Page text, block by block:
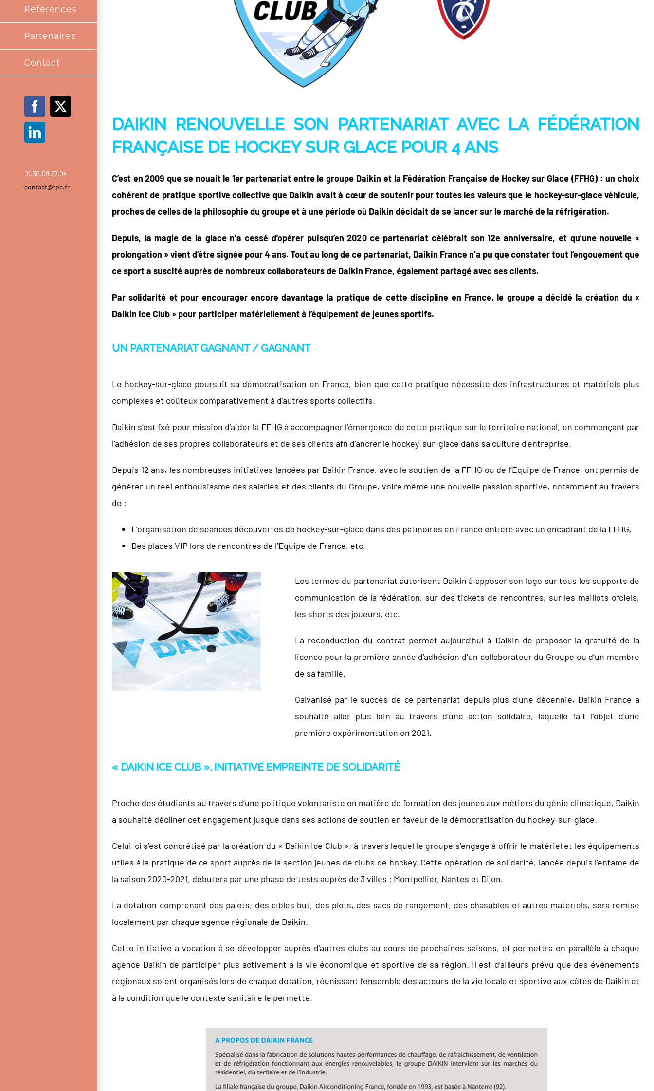
Références
Partenaires
Contact
Facebook
X
LinkedIn
01.30.09.67.04
contact@fpa.fr
DAIKIN RENOUVELLE SON PARTENARIAT AVEC LA FÉDÉRATION
FRANÇAISE DE HOCKEY SUR GLACE POUR 4 ANS
C’est en 2009 que se nouait le 1er partenariat entre le groupe Daikin et la Fédération Française de Hockey sur Glace (FFHG) : un choix
cohérent de pratique sportive collective que Daikin avait à cœur de soutenir pour toutes les valeurs que le hockey-sur-glace véhicule,
proches de celles de la philosophie du groupe et à une période où Daikin décidait de se lancer sur le marché de la réfrigération.
Depuis, la magie de la glace n’a cessé d’opérer puisqu’en 2020 ce partenariat célébrait son 12e anniversaire, et qu’une nouvelle «
prolongation » vient d’être signée pour 4 ans. Tout au long de ce partenariat, Daikin France n’a pu que constater tout l’engouementque
ce sport a suscité auprès de nombreux collaborateurs de Daikin France, également partagé avec ses clients.
Par solidarité et pour encourager encore davantage la pratique de cette discipline en France, le groupe a décidé la création du «
Daikin Ice Club » pour participer matériellement à l’équipement de jeunes sportifs.
UN PARTENARIAT GAGNANT / GAGNANT
Le hockey-sur-glace poursuit sa démocratisation en France, bien que cette pratique nécessite des infrastructures et matériels plus
complexes et coûteux comparativement à d’autres sports collectifs.
Daikin s’est fxé pour mission d’aider la FFHG à accompagner l’émergence de cette pratique sur le territoire national, en commençant par
l’adhésion de ses propres collaborateurs et de ses clients afn d’ancrer le hockey-sur-glace dans sa culture d’entreprise.
Depuis 12 ans, les nombreuses initiatives lancées par Daikin France, avec le soutien de la FFHG ou de l’Equipe de France, ont permis de
générer un réel enthousiasme des salariés et des clients du Groupe, voire même une nouvelle passion sportive, notamment au travers
de :
L’organisation de séances découvertes de hockey-sur-glace dans des patinoires en France entière avec un encadrant de la FFHG,
Des places VIP lors de rencontres de l’Equipe de France, etc.
Les termes du partenariat autorisent Daikin à apposer son logo sur tous les supports de
communication de la fédération, sur des tickets de rencontres, sur les maillots ofciels,
les shorts des joueurs, etc.
La reconduction du contrat permet aujourd’hui à Daikin de proposer la gratuité de la
licence pour la première année d’adhésion d’un collaborateur du Groupe ou d’un membre
de sa famille.
Galvanisé par le succès de ce partenariat depuis plus d’une décennie, Daikin France a
souhaité aller plus loin au travers d’une action solidaire, laquelle fait l’objet d’une
première expérimentation en 2021.
« DAIKIN ICE CLUB », INITIATIVE EMPREINTE DE SOLIDARITÉ
Proche des étudiants au travers d’une politique volontariste en matière de formation des jeunes aux métiers du génie climatique, Daikin
a souhaité décliner cet engagement jusque dans ses actions de soutien en faveur de la démocratisation du hockey-sur-glace.
Celui-ci s’est concrétisé par la création du « Daikin Ice Club », à travers lequel le groupe s’engage à offrir le matériel et les équipements
utiles à la pratique de ce sport auprès de la section jeunes de clubs de hockey. Cette opération de solidarité, lancée depuis l’entame de
la saison 2020-2021, débutera par une phase de tests auprès de 3 villes : Montpellier, Nantes et Dijon.
La dotation comprenant des palets, des cibles but, des plots, des sacs de rangement, des chasubles et autres matériels, sera remise
localement par chaque agence régionale de Daikin.
Cette initiative a vocation à se développer auprès d’autres clubs au cours de prochaines saisons, et permettra en parallèle à chaque
agence Daikin de participer plus activement à la vie économique et sportive de sa région. Il est d’ailleurs prévu que des évènements
régionaux soient organisés lors de chaque dotation, réunissant l’ensemble des acteurs de la vie locale et sportive aux côtés de Daikin et
à la condition que le contexte sanitaire le permette.